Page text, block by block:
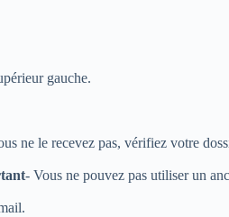
gauche.
ne le recevez pas, vérifiez votre
- Vous ne pouvez pas utiliser un